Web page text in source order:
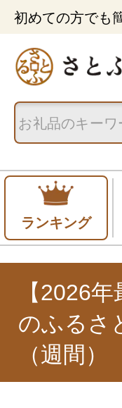
初めての方でも
ランキング
【2026
のふるさ
（週間）